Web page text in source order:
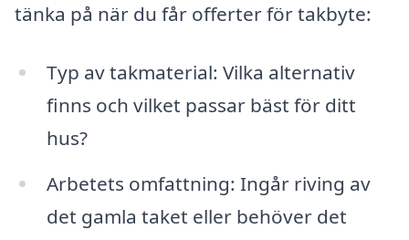
tänka på när du får offerter för takbyte:
Typ av takmaterial: Vilka alternativ
finns och vilket passar bäst för ditt
hus?
Arbetets omfattning: Ingår riving av
det gamla taket eller behöver det